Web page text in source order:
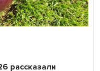
рассказали